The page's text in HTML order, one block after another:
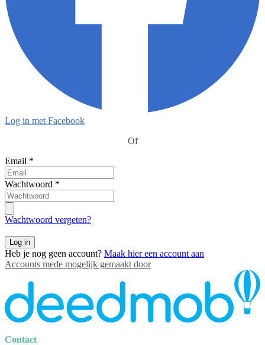
Log in met Facebook
Of
Email *
Wachtwoord *
Wachtwoord vergeten?
Log in
Heb je nog geen account? Maak hier een account aan
Accounts mede mogelijk gemaakt door
Contact